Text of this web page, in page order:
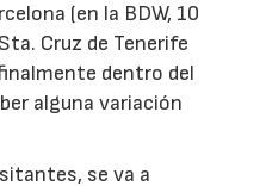
(en la BDW, 10
Cruz de Tenerife
dentro del
alguna variación
se va a